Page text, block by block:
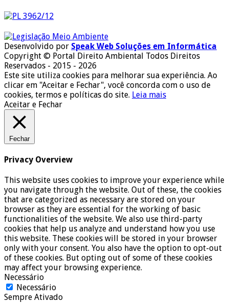
Desenvolvido por Speak Web Soluções em Informática
Copyright © Portal Direito Ambiental Todos Direitos
Reservados - 2015 - 2026
Este site utiliza cookies para melhorar sua experiência. Ao
clicar em "Aceitar e Fechar", você concorda com o uso de
cookies, termos e políticas do site. Leia mais
Aceitar e Fechar
Fechar
Privacy Overview
This website uses cookies to improve your experience while
you navigate through the website. Out of these, the cookies
that are categorized as necessary are stored on your
browser as they are essential for the working of basic
functionalities of the website. We also use third-party
cookies that help us analyze and understand how you use
this website. These cookies will be stored in your browser
only with your consent. You also have the option to opt-out
of these cookies. But opting out of some of these cookies
may affect your browsing experience.
Necessário
Necessário
Sempre Ativado